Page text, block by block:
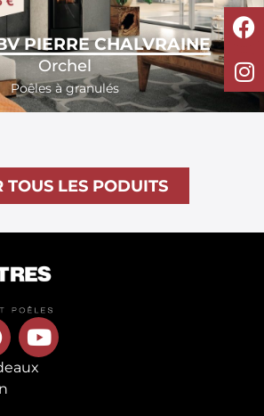
PIERRE CHALVRAINE
Orchel
Poêles à granulés
TOUS LES PODUITS